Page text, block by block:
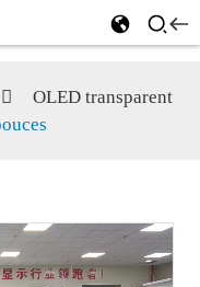
OLED transparent